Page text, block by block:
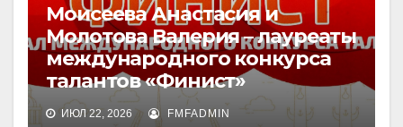
Моисеева Анастасия и
Молотова Валерия – лауреаты
международного конкурса
талантов «Финист»
ИЮЛ 22, 2026 FMFADMIN